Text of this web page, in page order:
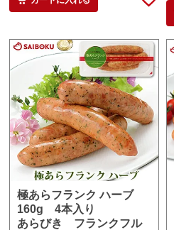
極あらフランク ハーブ
160g 4本入り
あらびき フランクフル